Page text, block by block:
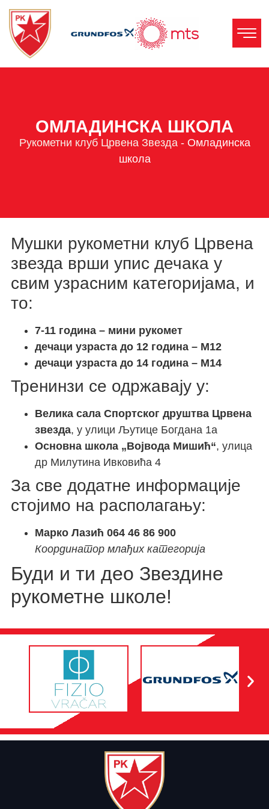
ОМЛАДИНСКА ШКОЛА
Рукометни клуб Црвена Звезда - Омладинска
школа
Мушки рукометни клуб Црвена
звезда врши упис дечака у
свим узрасним категоријама, и
то:
7-11 година – мини рукомет
дечаци узраста до 12 година – М12
дечаци узраста до 14 година – М14
Тренинзи се одржавају у:
Велика сала Спортског друштва Црвена
звезда, у улици Љутице Богдана 1а
Основна школа „Војвода Мишић“, улица
др Милутина Ивковића 4
За све додатне информације
стојимо на располагању:
Марко Лазић 064 46 86 900
Координатор млађих категорија
Буди и ти део Звездине
рукометне школе!